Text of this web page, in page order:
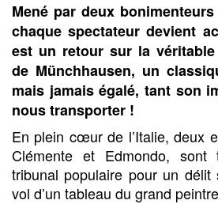
Mené par deux
chaque spectateur devient
est un retour sur la
de Münchhausen, un
mais jamais égalé, tant son
nous transporter !
En plein cœur de l’Italie, deux
Clémente et Edmondo, sont
tribunal populaire pour un
vol d’un tableau du grand